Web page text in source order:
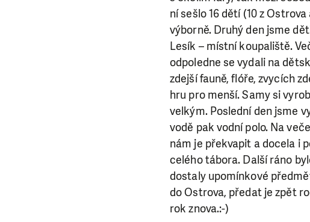
ní sešlo 16 dětí (10 z
výborně. Druhý den jsme
Lesík – místní koupaliště.
odpoledne se vydali na
zdejší fauně, flóře, zvycích
hru pro menší. Samy si
velkým. Poslední den jsme
vodě pak vodní polo. Na
nám je překvapit a docela i
celého tábora. Další ráno
dostaly upomínkové
do Ostrova, předat je zpět
rok znova.:-)